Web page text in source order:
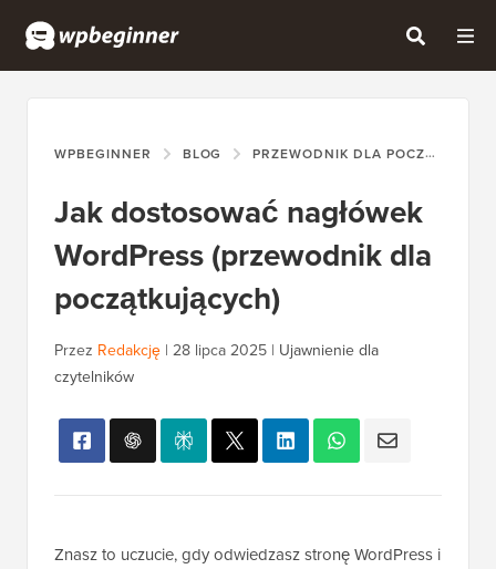
WPBEGINNER BLOG PRZEWODNIK DLA POCZĄTKUJĄCYCH
Jak dostosować nagłówek
WordPress (przewodnik dla
początkujących)
Przez Redakcję | 28 lipca 2025 | Ujawnienie dla
czytelników
Znasz to uczucie, gdy odwiedzasz stronę WordPress i